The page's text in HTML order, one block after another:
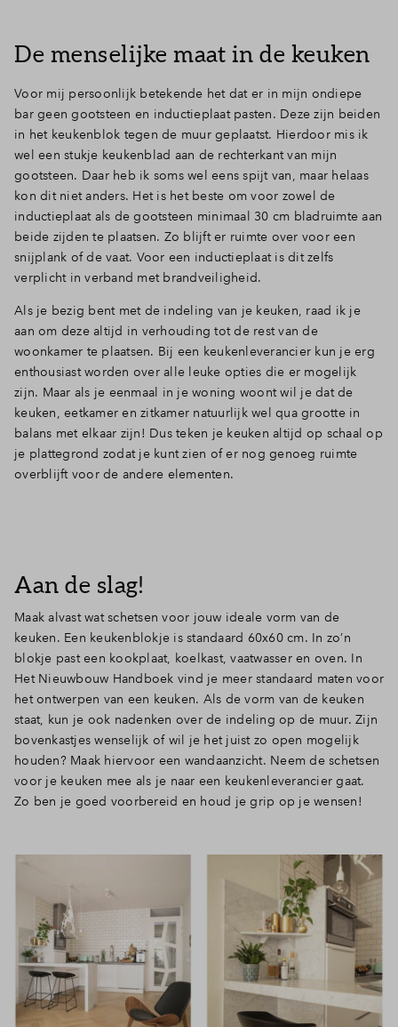
De menselijke maat in de keuken
Voor mij persoonlijk betekende het dat er in mijn ondiepe
bar geen gootsteen en inductieplaat pasten. Deze zijn beiden
in het keukenblok tegen de muur geplaatst. Hierdoor mis ik
wel een stukje keukenblad aan de rechterkant van mijn
gootsteen. Daar heb ik soms wel eens spijt van, maar helaas
kon dit niet anders. Het is het beste om voor zowel de
inductieplaat als de gootsteen minimaal 30 cm bladruimte aan
beide zijden te plaatsen. Zo blijft er ruimte over voor een
snijplank of de vaat. Voor een inductieplaat is dit zelfs
verplicht in verband met brandveiligheid.
Als je bezig bent met de indeling van je keuken, raad ik je
aan om deze altijd in verhouding tot de rest van de
woonkamer te plaatsen. Bij een keukenleverancier kun je erg
enthousiast worden over alle leuke opties die er mogelijk
zijn. Maar als je eenmaal in je woning woont wil je dat de
keuken, eetkamer en zitkamer natuurlijk wel qua grootte in
balans met elkaar zijn! Dus teken je keuken altijd op schaal op
je plattegrond zodat je kunt zien of er nog genoeg ruimte
overblijft voor de andere elementen.
Aan de slag!
Maak alvast wat schetsen voor jouw ideale vorm van de
keuken. Een keukenblokje is standaard 60x60 cm. In zo’n
blokje past een kookplaat, koelkast, vaatwasser en oven. In
Het Nieuwbouw Handboek vind je meer standaard maten voor
het ontwerpen van een keuken. Als de vorm van de keuken
staat, kun je ook nadenken over de indeling op de muur. Zijn
bovenkastjes wenselijk of wil je het juist zo open mogelijk
houden? Maak hiervoor een wandaanzicht. Neem de schetsen
voor je keuken mee als je naar een keukenleverancier gaat.
Zo ben je goed voorbereid en houd je grip op je wensen!